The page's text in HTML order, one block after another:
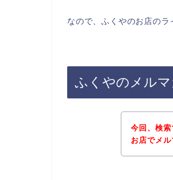
なので、ふくやのお店の
ふくやのメル
今回、検
お店でメ